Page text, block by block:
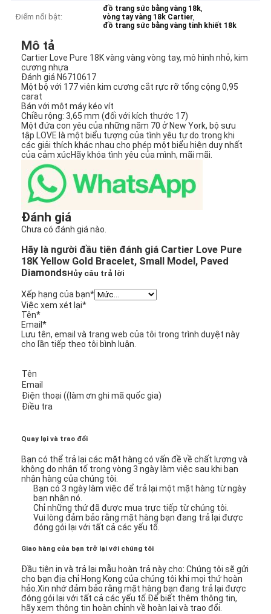
Điểm nổi bật:
đồ trang sức bằng vàng 18k,
vòng tay vàng 18k Cartier,
đồ trang sức bằng vàng tinh khiết 18k
Mô tả
Cartier Love Pure 18K vàng vàng vòng tay, mô hình nhỏ, kim
cương nhựa
Đánh giá N6710617
Một bộ với 177 viên kim cương cắt rực rỡ tổng cộng 0,95
carat
Bán với một máy kéo vít
Chiều rộng: 3,65 mm (đối với kích thước 17)
Một đứa con yêu của những năm 70 ở New York, bộ sưu
tập LOVE là một biểu tượng của tình yêu tự do.trong khi
các giải thích khác nhau cho phép một biểu hiện duy nhất
của cảm xúcHãy khóa tình yêu của mình, mãi mãi.
Đánh giá
Chưa có đánh giá nào.
Hãy là người đầu tiên đánh giá Cartier Love Pure
18K Yellow Gold Bracelet, Small Model, Paved
DiamondsHủy câu trả lời
Xếp hạng của bạn*
Việc xem xét lại*
Tên*
Email*
Lưu tên, email và trang web của tôi trong trình duyệt này
cho lần tiếp theo tôi bình luận.
Tên
Email
Điện thoại ((làm ơn ghi mã quốc gia)
Điều tra
Quay lại và trao đổi
Bạn có thể trả lại các mặt hàng có vấn đề về chất lượng và
không do nhân tố trong vòng 3 ngày làm việc sau khi bạn
nhận hàng của chúng tôi.
Bạn có 3 ngày làm việc để trả lại một mặt hàng từ ngày
bạn nhận nó.
Chỉ những thứ đã được mua trực tiếp từ chúng tôi.
Vui lòng đảm bảo rằng mặt hàng bạn đang trả lại được
đóng gói lại với tất cả các yếu tố.
Giao hàng của bạn trở lại với chúng tôi
Đầu tiên in và trả lại mẫu hoàn trả này cho: Chúng tôi sẽ gửi
cho bạn địa chỉ Hong Kong của chúng tôi khi mọi thứ hoàn
hảo.Xin nhớ đảm bảo rằng mặt hàng bạn đang trả lại được
đóng gói lại với tất cả các yếu tố.Để biết thêm thông tin,
hãy xem thông tin hoàn chỉnh về hoàn lại và trao đổi.